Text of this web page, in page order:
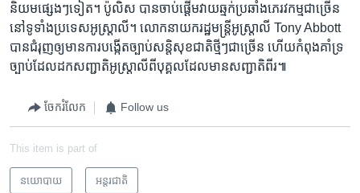
និយមផ្សេង​ៗ​ទៀត។ ប៉ូលិស ​បាន​ចាប់​ផ្តើម​វាយឆ្មក់​ប្រឆាំង​ភេរវកម្ម​ជា​ច្រើន
នៅ​ទូទាំង​ប្រទេស​អូស្រ្តាលី។ ​លោក​នាយករដ្ឋ​មន្រ្តី​អូស្រ្តាលី Tony Abbott ​
បានជំរុញ​ឲ្យ​មាន​ការ​បង្កើត​ច្បាប់​សន្តិសុខ​ជាតិ​ថ្មី​ៗ​ជា​ច្រើន ​ហើយ​កំពុង​គាំទ្រ​
ច្បាប់​ដែល​ដក​សញ្ជាតិ​អូស្រ្តាលី​ពី​បុគ្គល​ដែល​មាន​សញ្ជាតិ​ពីរ៕
ចែករំលែក Follow us
This item is part of
នយោបាយ អន្តរជាតិ